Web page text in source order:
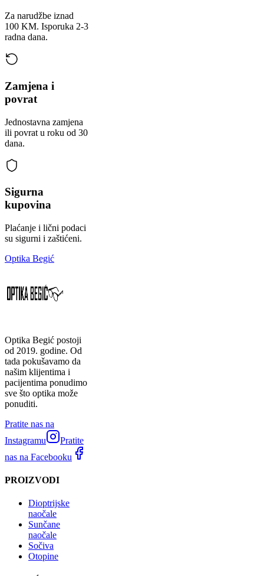
Za narudžbe iznad
100 KM. Isporuka 2-3
radna dana.
Zamjena i
povrat
Jednostavna zamjena
ili povrat u roku od 30
dana.
Sigurna
kupovina
Plaćanje i lični podaci
su sigurni i zaštićeni.
Optika Begić
Optika Begić postoji
od 2019. godine. Od
tada pokušavamo da
našim klijentima i
pacijentima ponudimo
sve što optika može
ponuditi.
Pratite nas na
Instagramu
Pratite
nas na Facebooku
PROIZVODI
Dioptrijske
naočale
Sunčane
naočale
Sočiva
Otopine